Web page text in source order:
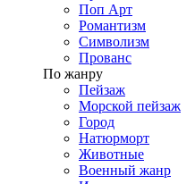
Поп Арт
Романтизм
Символизм
Прованс
По жанру
Пейзаж
Морской пейзаж
Город
Натюрморт
Животные
Военный жанр